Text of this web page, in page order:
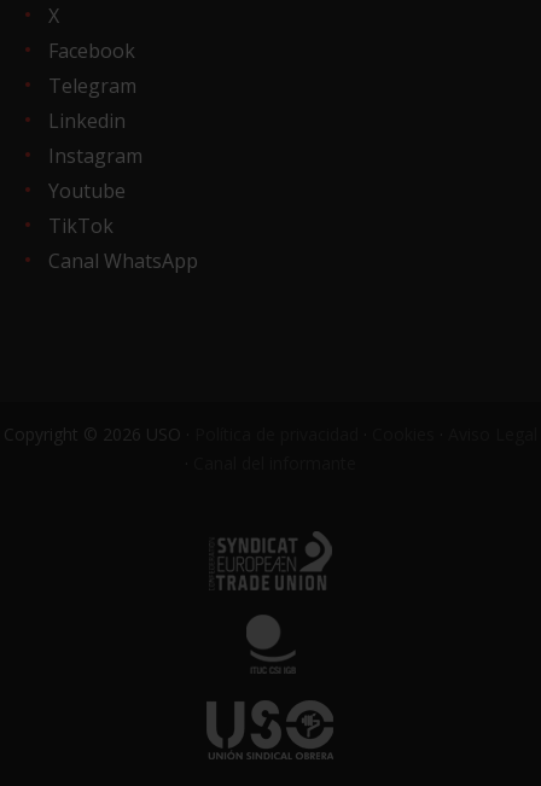
X
Facebook
Telegram
Linkedin
Instagram
Youtube
TikTok
Canal WhatsApp
Copyright © 2026 USO ·